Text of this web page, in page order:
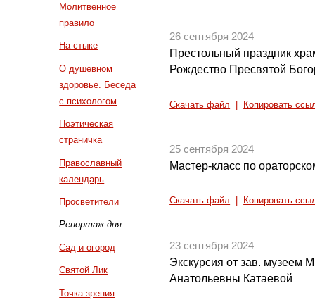
Молитвенное
правило
На стыке
О душевном
здоровье. Беседа
с психологом
Поэтическая
страничка
Православный
календарь
Просветители
Репортаж дня
Сад и огород
Святой Лик
Точка зрения
26 сентября 2024
Престольный праздник
Рождество Пресвятой
Скачать файл Копировать
25 сентября 2024
Мастер-класс по
Скачать файл Копировать
23 сентября 2024
Экскурсия от зав.
Анатольевны Катаевой